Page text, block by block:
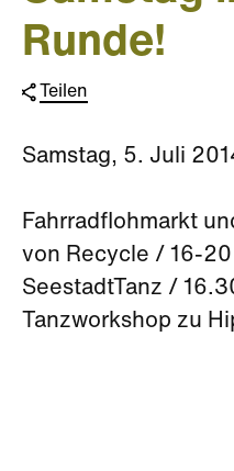
Runde!
Teilen
Samstag, 5. Juli
Fahrradflohmarkt
von Recycle / 16-20
SeestadtTanz /
Tanzworkshop zu